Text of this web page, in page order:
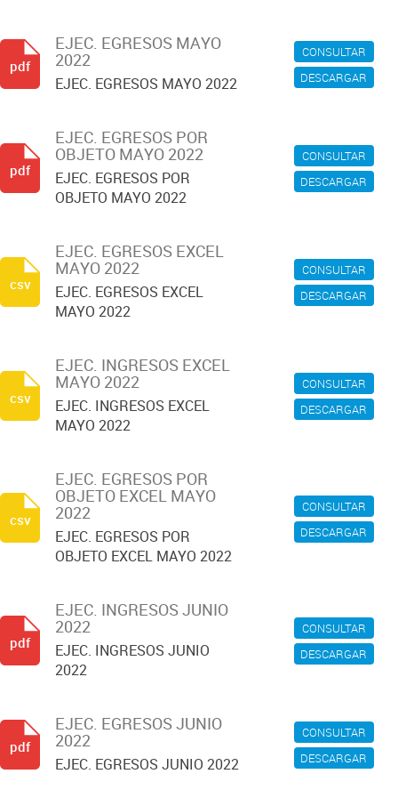
CONSULTAR
DESCARGAR
EJEC. EGRESOS MAYO
2022
EJEC. EGRESOS MAYO 2022
pdf
CONSULTAR
DESCARGAR
EJEC. EGRESOS POR
OBJETO MAYO 2022
EJEC. EGRESOS POR
OBJETO MAYO 2022
pdf
CONSULTAR
DESCARGAR
EJEC. EGRESOS EXCEL
MAYO 2022
EJEC. EGRESOS EXCEL
MAYO 2022
csv
CONSULTAR
DESCARGAR
EJEC. INGRESOS EXCEL
MAYO 2022
EJEC. INGRESOS EXCEL
MAYO 2022
csv
CONSULTAR
DESCARGAR
EJEC. EGRESOS POR
OBJETO EXCEL MAYO
2022
EJEC. EGRESOS POR
OBJETO EXCEL MAYO 2022
csv
CONSULTAR
DESCARGAR
EJEC. INGRESOS JUNIO
2022
EJEC. INGRESOS JUNIO
2022
pdf
CONSULTAR
DESCARGAR
EJEC. EGRESOS JUNIO
2022
EJEC. EGRESOS JUNIO 2022
pdf